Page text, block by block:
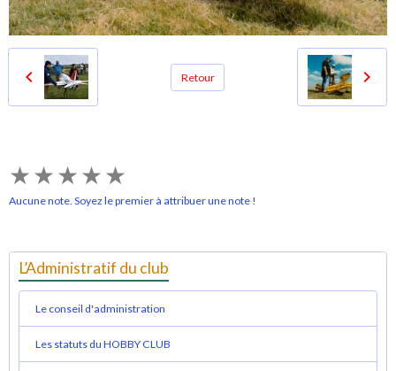
Retour
★★★★★
Aucune note. Soyez le premier à attribuer une note !
L’Administratif du club
Le conseil d'administration
Les statuts du HOBBY CLUB